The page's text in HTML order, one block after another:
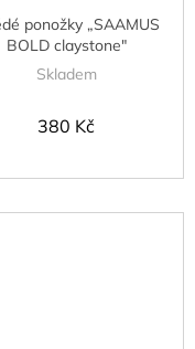
ponožky „SAAMUS
BOLD claystone"
Skladem
380 Kč